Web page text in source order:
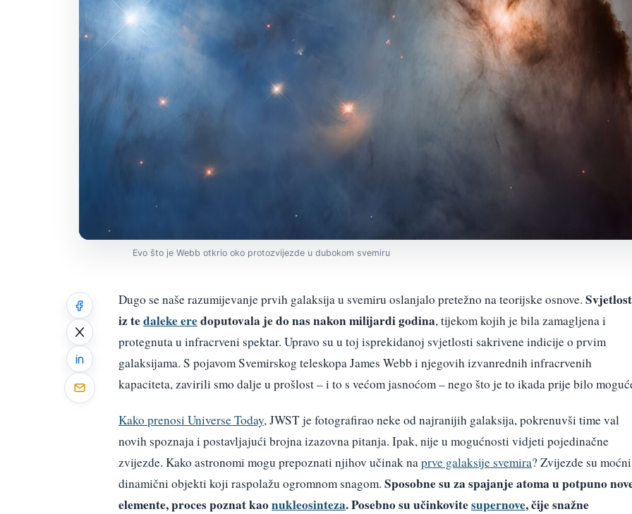
Evo što je Webb otkrio oko protozvijezde u dubokom svemiru
Dugo se naše razumijevanje prvih galaksija u svemiru oslanjalo pretežno na teorijske osnove. Svjetlost
iz tedaleke eredoputovala je do nas nakon milijardi godina, tijekom kojih je bila zamagljena i
protegnuta u infracrveni spektar. Upravo su u toj isprekidanoj svjetlosti sakrivene indicije o prvim
galaksijama. S pojavom Svemirskog teleskopa James Webb i njegovih izvanrednih infracrvenih
kapaciteta, zavirili smo dalje u prošlost – i to s većom jasnoćom – nego što je to ikada prije bilo
Kako prenosi Universe Today, JWST je fotografirao neke od najranijih galaksija, pokrenuvši time val
novih spoznaja i postavljajući brojna izazovna pitanja. Ipak, nije u mogućnosti vidjeti pojedinačne
zvijezde. Kako astronomi mogu prepoznati njihov učinak naprve galaksije svemira? Zvijezde su
dinamični objekti koji raspolažu ogromnom snagom. Sposobne su za spajanje atoma u potpuno
elemente, proces poznat kaonukleosinteza. Posebno su učinkovitesupernove, čije snažne